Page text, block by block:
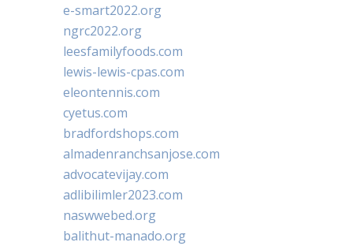
e-smart2022.org
ngrc2022.org
leesfamilyfoods.com
lewis-lewis-cpas.com
eleontennis.com
cyetus.com
bradfordshops.com
almadenranchsanjose.com
advocatevijay.com
adlibilimler2023.com
naswwebed.org
balithut-manado.org